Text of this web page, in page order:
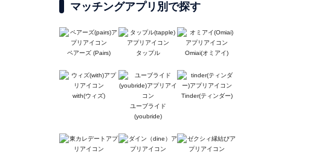
マッチングアプリ別で探す
ペアーズ (Pairs) タップル Omiai(オミアイ)
with(ウィズ)
ユーブライド
(youbride)
Tinder(ティンダー)